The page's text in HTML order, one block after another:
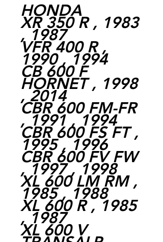
HONDA
XR 350 R , 1983
, 1987
VFR 400 R ,
1990 , 1994
CB 600 F
HORNET , 1998
, 2014
CBR 600 FM-FR
, 1991 , 1994
CBR 600 FS FT ,
1995 , 1996
CBR 600 FV FW
, 1997 , 1998
XL 600 LM RM ,
1985 , 1988
XL 600 R , 1985
, 1987
XL 600 V